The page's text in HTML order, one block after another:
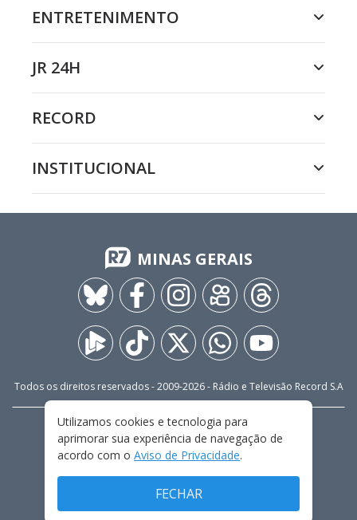
ENTRETENIMENTO
JR 24H
RECORD
INSTITUCIONAL
MINAS GERAIS
Todos os direitos reservados - 2009-2026- Rádio e Televisão Record S.A
FALE CONOSCO
PRIVACIDADE
TERMOS E CONDIÇÕES DE USO
Utilizamos cookies e tecnologia para
aprimorar sua experiência de navegação de
acordo com o Aviso de Privacidade.
FECHAR